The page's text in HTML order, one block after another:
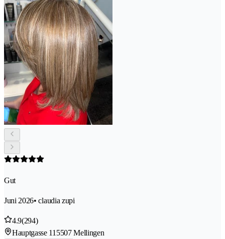
Gut
Juni 2026• claudia zupi
4.9(294)
Hauptgasse 11 5507 Mellingen